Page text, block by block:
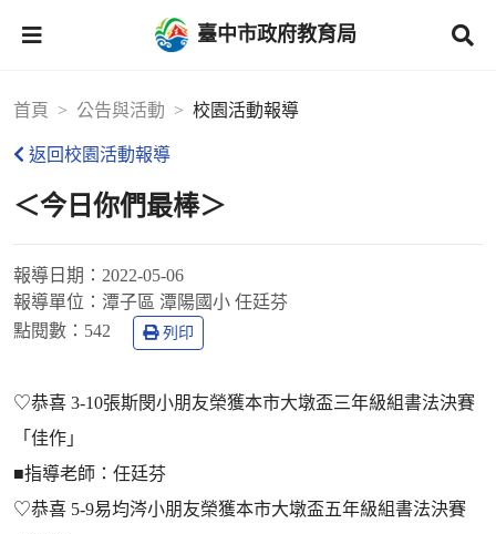
臺中市政府教育局
首頁 公告與活動 校園活動報導
返回校園活動報導
＜今日你們最棒＞
報導日期： 2022-05-06
報導單位： 潭子區 潭陽國小 任廷芬
點閱數： 542 列印
♡恭喜 3-10張斯閔小朋友榮獲本市大墩盃三年級組書法決賽
「佳作」
■指導老師：任廷芬
♡恭喜 5-9易均涔小朋友榮獲本市大墩盃五年級組書法決賽